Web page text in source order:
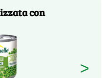
con
>